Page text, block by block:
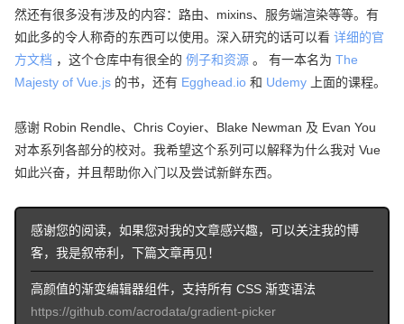
然还有很多没有涉及的内容：路由、mixins、服务端渲染等等。有
如此多的令人称奇的东西可以使用。深入研究的话可以看 详细的官
方文档 ，这个仓库中有很全的 例子和资源 。 有一本名为 The
Majesty of Vue.js 的书，还有 Egghead.io 和 Udemy 上面的课程。
感谢 Robin Rendle、Chris Coyier、Blake Newman 及 Evan You
对本系列各部分的校对。我希望这个系列可以解释为什么我对 Vue
如此兴奋，并且帮助你入门以及尝试新鲜东西。
感谢您的阅读，如果您对我的文章感兴趣，可以关注我的博
客，我是叙帝利，下篇文章再见！
高颜值的渐变编辑器组件，支持所有 CSS 渐变语法
https://github.com/acrodata/gradient-picker